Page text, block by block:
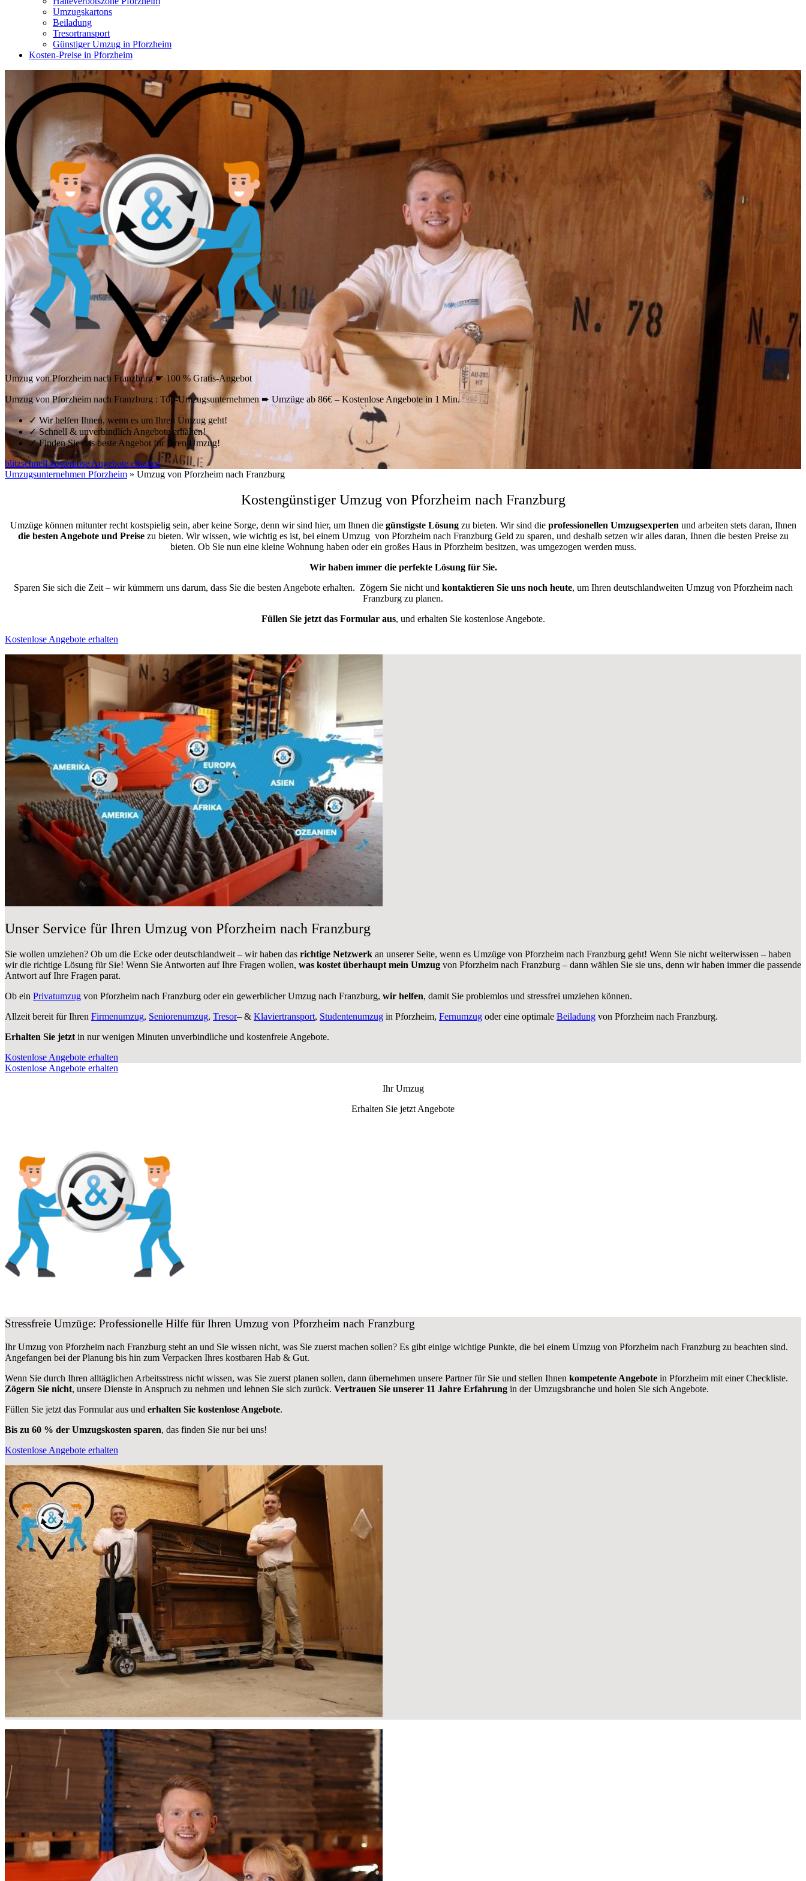
Umzugskartons
Beiladung
Tresortransport
Günstiger Umzug in Pforzheim
Kosten-Preise in Pforzheim
Umzug von Pforzheim nach Franzburg ☛ 100 % Gratis-Angebot
Umzug von Pforzheim nach Franzburg : Top-Umzugsunternehmen ➨ Umzüge ab 86€ – Kostenlose Angebote in 1 Min.
✓ Wir helfen Ihnen, wenn es um Ihren Umzug geht!
✓Schnell & unverbindlich Angebote erhalten!
✓Finden Sie das beste Angebot für Ihren Umzug!
blitzschnell kostenlose Angebote erhalten
Umzugsunternehmen Pforzheim » Umzug von Pforzheim nach Franzburg
Kostengünstiger Umzug von Pforzheim nach Franzburg
Umzüge können mitunter recht kostspielig sein, aber keine Sorge, denn wir sind hier, um Ihnen die günstigste Lösungzu bieten. Wir sind die professionellen Umzugsexperten und arbeiten stets daran, Ihnen
die besten Angebote und Preisezu bieten. Wir wissen, wie wichtig es ist, bei einem Umzug von Pforzheim nach Franzburg Geld zu sparen, und deshalb setzen wir alles daran, Ihnen die besten Preise zu
bieten. Ob Sie nun eine kleine Wohnung haben oder ein großes Haus in Pforzheim besitzen, was umgezogen werden muss.
Wir haben immer die perfekte Lösung für Sie.
Sparen Sie sich die Zeit – wir kümmern uns darum, dass Sie die besten Angebote erhalten. Zögern Sie nicht und kontaktieren Sie uns noch heute, um Ihren deutschlandweiten Umzug von Pforzheim nach
Franzburg zu planen.
Füllen Sie jetzt das Formular aus, und erhalten Sie kostenlose Angebote.
Kostenlose Angebote erhalten
Unser Service für Ihren Umzug von Pforzheim nach Franzburg
Sie wollen umziehen? Ob um die Ecke oder deutschlandweit – wir haben das richtige Netzwerk an unserer Seite, wenn es Umzüge von Pforzheim nach Franzburg geht! Wenn Sie nicht weiterwissen – haben
wir die richtige Lösung für Sie! Wenn Sie Antworten auf Ihre Fragen wollen, was kostet überhaupt mein Umzug von Pforzheim nach Franzburg – dann wählen Sie sie uns, denn wir haben immer die passende
Antwort auf Ihre Fragen parat.
Ob ein Privatumzug von Pforzheim nach Franzburg oder ein gewerblicher Umzug nach Franzburg, wir helfen, damit Sie problemlos und stressfrei umziehen können.
Allzeit bereit für Ihren Firmenumzug, Seniorenumzug, Tresor– & Klaviertransport, Studentenumzug in Pforzheim, Fernumzug oder eine optimale Beiladung von Pforzheim nach Franzburg.
Erhalten Sie jetzt in nur wenigen Minuten unverbindliche und kostenfreie Angebote.
Kostenlose Angebote erhalten
Kostenlose Angebote erhalten
Ihr Umzug
Erhalten Sie jetzt Angebote
Stressfreie Umzüge: Professionelle Hilfe für Ihren Umzug von Pforzheim nach Franzburg
Ihr Umzug von Pforzheim nach Franzburg steht an und Sie wissen nicht, was Sie zuerst machen sollen? Es gibt einige wichtige Punkte, die bei einem Umzug von Pforzheim nach Franzburg zu beachten sind.
Angefangen bei der Planung bis hin zum Verpacken Ihres kostbaren Hab & Gut.
Wenn Sie durch Ihren alltäglichen Arbeitsstress nicht wissen, was Sie zuerst planen sollen, dann übernehmen unsere Partner für Sie und stellen Ihnen kompetente Angebote in Pforzheim mit einer Checkliste.
Zögern Sie nicht, unsere Dienste in Anspruch zu nehmen und lehnen Sie sich zurück. Vertrauen Sie unserer 11 Jahre Erfahrung in der Umzugsbranche und holen Sie sich Angebote.
Füllen Sie jetzt das Formular aus und erhalten Sie kostenlose Angebote.
Bis zu 60 % der Umzugskosten sparen, das finden Sie nur bei uns!
Kostenlose Angebote erhalten